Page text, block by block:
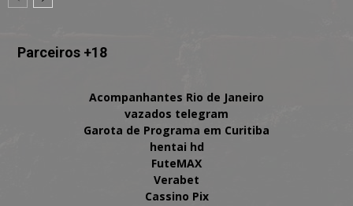
Parceiros +18
Acompanhantes Rio de Janeiro
vazados telegram
Garota de Programa em Curitiba
hentai hd
FuteMAX
Verabet
Cassino Pix